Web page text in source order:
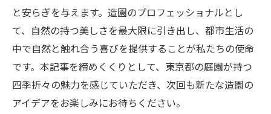
と安らぎを与えます。造園のプロフェッショナルとし
て、自然の持つ美しさを最大限に引き出し、都市生活の
中で自然と触れ合う喜びを提供することが私たちの使命
です。本記事を締めくくりとして、東京都の庭園が持つ
四季折々の魅力を感じていただき、次回も新たな造園の
アイデアをお楽しみにお待ちください。